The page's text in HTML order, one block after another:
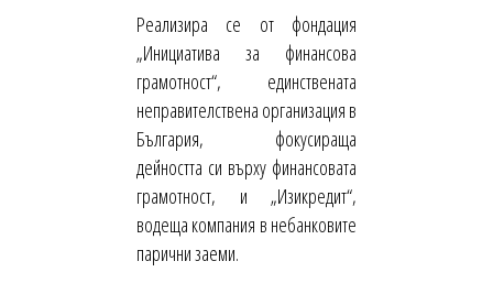
Реализира се от фондация
„Инициатива за финансова
грамотност“, единствената
неправителствена организация в
България, фокусираща
дейността си върху финансовата
грамотност, и „Изикредит“,
водеща компания в небанковите
парични заеми.